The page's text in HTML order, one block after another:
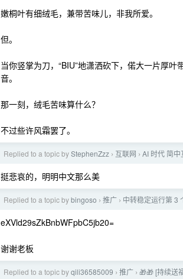
嫩桐叶有细绒毛，兼带苦味儿，非我所爱。
但。
当你竖掌为刀，“BIU”地潇洒砍下，偌大一片厚
音。
那一刻，绒毛苦味算什么？
不过些许风霜罢了。
Replied to a topic byStephenZzz › 互联网 › AI 时代 简中
挺悲哀的，明明中文那么美
Replied to a topic bybingoso › 推广 › 中转稳定运行第 3
eXVld29sZkBnbWFpbC5jb20=
谢谢老板
Replied to a topic byqili36585009 › 推广 › 🎁🎁 [持续送